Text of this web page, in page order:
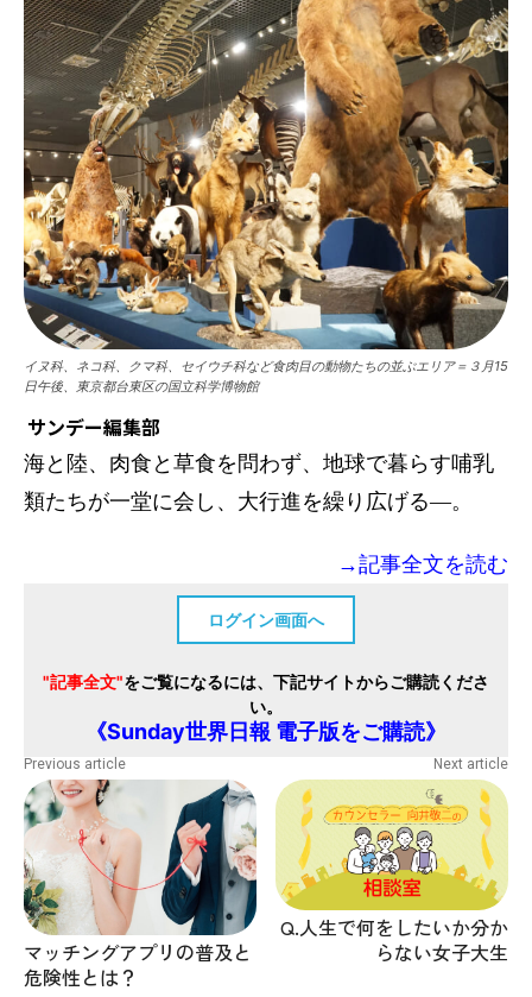
イヌ科、ネコ科、クマ科、セイウチ科など食肉目の動物たちの並ぶエリア＝３月15
日午後、東京都台東区の国立科学博物館
サンデー編集部
海と陸、肉食と草食を問わず、地球で暮らす哺乳
類たちが一堂に会し、大行進を繰り広げる―。
→記事全文を読む
ログイン画面へ
"記事全文"をご覧になるには、下記サイトからご購読くださ
い。
《Sunday世界日報 電子版をご購読》
Previous article
マッチングアプリの普及と
危険性とは？
Next article
Q.人生で何をしたいか分か
らない女子大生